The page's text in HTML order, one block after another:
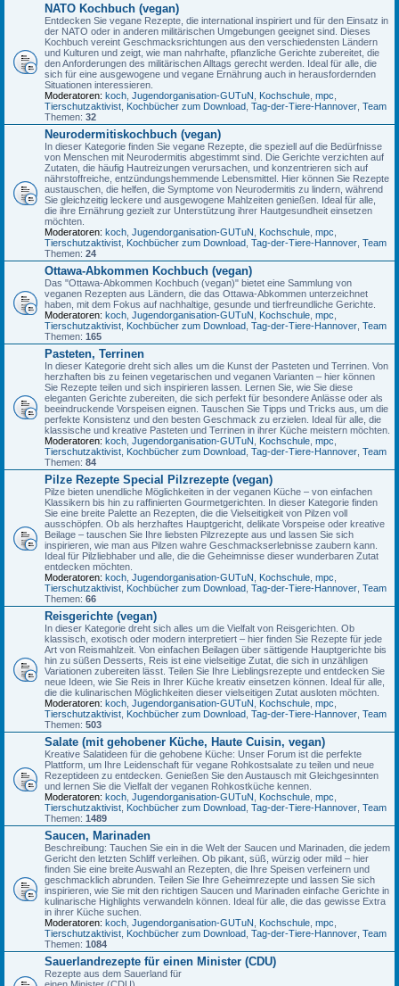
NATO Kochbuch (vegan)
Entdecken Sie vegane Rezepte, die international inspiriert und für den Einsatz in
der NATO oder in anderen militärischen Umgebungen geeignet sind. Dieses
Kochbuch vereint Geschmacksrichtungen aus den verschiedensten Ländern
und Kulturen und zeigt, wie man nahrhafte, pflanzliche Gerichte zubereitet, die
den Anforderungen des militärischen Alltags gerecht werden. Ideal für alle, die
sich für eine ausgewogene und vegane Ernährung auch in herausfordernden
Situationen interessieren.
Moderatoren: koch Jugendorganisation-GUTuN Kochschule mpc
Tierschutzaktivist Kochbücher zum Download Tag-der-Tiere-Hannover Team
Themen: 32
Neurodermitiskochbuch (vegan)
In dieser Kategorie finden Sie vegane Rezepte, die speziell auf die Bedürfnisse
von Menschen mit Neurodermitis abgestimmt sind. Die Gerichte verzichten auf
Zutaten, die häufig Hautreizungen verursachen, und konzentrieren sich auf
nährstoffreiche, entzündungshemmende Lebensmittel. Hier können Sie Rezepte
austauschen, die helfen, die Symptome von Neurodermitis zu lindern, während
Sie gleichzeitig leckere und ausgewogene Mahlzeiten genießen. Ideal für alle,
die ihre Ernährung gezielt zur Unterstützung ihrer Hautgesundheit einsetzen
möchten.
Moderatoren: koch Jugendorganisation-GUTuN Kochschule mpc
Tierschutzaktivist Kochbücher zum Download Tag-der-Tiere-Hannover Team
Themen: 24
Ottawa-Abkommen Kochbuch (vegan)
Das "Ottawa-Abkommen Kochbuch (vegan)" bietet eine Sammlung von
veganen Rezepten aus Ländern, die das Ottawa-Abkommen unterzeichnet
haben, mit dem Fokus auf nachhaltige, gesunde und tierfreundliche Gerichte.
Moderatoren: koch Jugendorganisation-GUTuN Kochschule mpc
Tierschutzaktivist Kochbücher zum Download Tag-der-Tiere-Hannover Team
Themen: 165
Pasteten, Terrinen
In dieser Kategorie dreht sich alles um die Kunst der Pasteten und Terrinen. Von
herzhaften bis zu feinen vegetarischen und veganen Varianten – hier können
Sie Rezepte teilen und sich inspirieren lassen. Lernen Sie, wie Sie diese
eleganten Gerichte zubereiten, die sich perfekt für besondere Anlässe oder als
beeindruckende Vorspeisen eignen. Tauschen Sie Tipps und Tricks aus, um die
perfekte Konsistenz und den besten Geschmack zu erzielen. Ideal für alle, die
klassische und kreative Pasteten und Terrinen in ihrer Küche meistern möchten.
Moderatoren: koch Jugendorganisation-GUTuN Kochschule mpc
Tierschutzaktivist Kochbücher zum Download Tag-der-Tiere-Hannover Team
Themen: 84
Pilze Rezepte Special Pilzrezepte (vegan)
Pilze bieten unendliche Möglichkeiten in der veganen Küche – von einfachen
Klassikern bis hin zu raffinierten Gourmetgerichten. In dieser Kategorie finden
Sie eine breite Palette an Rezepten, die die Vielseitigkeit von Pilzen voll
ausschöpfen. Ob als herzhaftes Hauptgericht, delikate Vorspeise oder kreative
Beilage – tauschen Sie Ihre liebsten Pilzrezepte aus und lassen Sie sich
inspirieren, wie man aus Pilzen wahre Geschmackserlebnisse zaubern kann.
Ideal für Pilzliebhaber und alle, die die Geheimnisse dieser wunderbaren Zutat
entdecken möchten.
Moderatoren: koch Jugendorganisation-GUTuN Kochschule mpc
Tierschutzaktivist Kochbücher zum Download Tag-der-Tiere-Hannover Team
Themen: 66
Reisgerichte (vegan)
In dieser Kategorie dreht sich alles um die Vielfalt von Reisgerichten. Ob
klassisch, exotisch oder modern interpretiert – hier finden Sie Rezepte für jede
Art von Reismahlzeit. Von einfachen Beilagen über sättigende Hauptgerichte bis
hin zu süßen Desserts, Reis ist eine vielseitige Zutat, die sich in unzähligen
Variationen zubereiten lässt. Teilen Sie Ihre Lieblingsrezepte und entdecken Sie
neue Ideen, wie Sie Reis in Ihrer Küche kreativ einsetzen können. Ideal für alle,
die die kulinarischen Möglichkeiten dieser vielseitigen Zutat ausloten möchten.
Moderatoren: koch Jugendorganisation-GUTuN Kochschule mpc
Tierschutzaktivist Kochbücher zum Download Tag-der-Tiere-Hannover Team
Themen: 503
Salate (mit gehobener Küche, Haute Cuisin, vegan)
Kreative Salatideen für die gehobene Küche: Unser Forum ist die perfekte
Plattform, um Ihre Leidenschaft für vegane Rohkostsalate zu teilen und neue
Rezeptideen zu entdecken. Genießen Sie den Austausch mit Gleichgesinnten
und lernen Sie die Vielfalt der veganen Rohkostküche kennen.
Moderatoren: koch Jugendorganisation-GUTuN Kochschule mpc
Tierschutzaktivist Kochbücher zum Download Tag-der-Tiere-Hannover Team
Themen: 1489
Saucen, Marinaden
Beschreibung: Tauchen Sie ein in die Welt der Saucen und Marinaden, die jedem
Gericht den letzten Schliff verleihen. Ob pikant, süß, würzig oder mild – hier
finden Sie eine breite Auswahl an Rezepten, die Ihre Speisen verfeinern und
geschmacklich abrunden. Teilen Sie Ihre Geheimrezepte und lassen Sie sich
inspirieren, wie Sie mit den richtigen Saucen und Marinaden einfache Gerichte in
kulinarische Highlights verwandeln können. Ideal für alle, die das gewisse Extra
in ihrer Küche suchen.
Moderatoren: koch Jugendorganisation-GUTuN Kochschule mpc
Tierschutzaktivist Kochbücher zum Download Tag-der-Tiere-Hannover Team
Themen: 1084
Sauerlandrezepte für einen Minister (CDU)
Rezepte aus dem Sauerland für